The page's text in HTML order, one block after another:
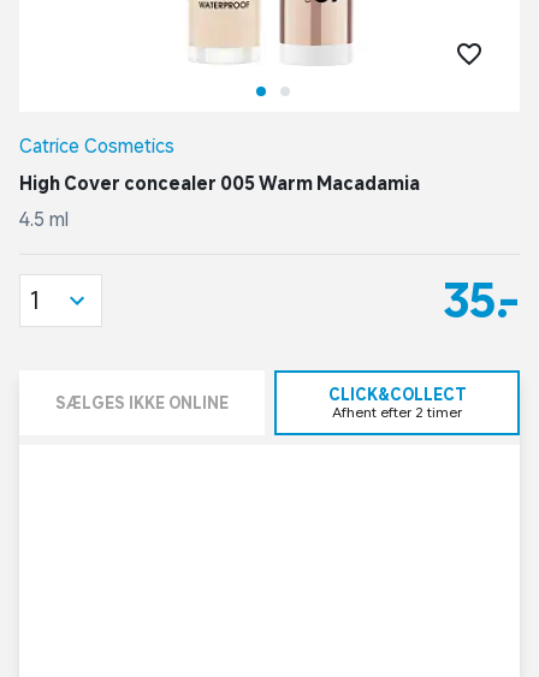
Catrice Cosmetics
High Cover concealer 005 Warm Macadamia
4.5 ml
35,-
1
SÆLGES IKKE ONLINE CLICK&COLLECT
Afhent efter 2 timer